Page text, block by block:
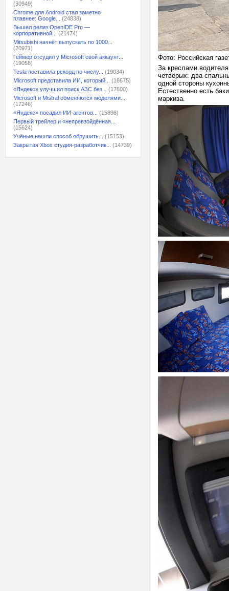
(30949)
Chrome для Android стал заметно
плавнее: Google...
(24838)
Вышел релиз OpenIDE Pro —
корпоративной...
(21474)
Mitsubishi начнёт выпускать по 1000...
(20971)
Геймер отсудил у Microsoft свой аккаунт...
(19058)
Tesla поставила рекорд по числу...
(19034)
Microsoft представила ИИ, который...
(18675)
«Яндекс» улучшил поиск АЗС без...
(17600)
Microsoft и Mistral обменяются моделями...
(17246)
«Яндекс» посадил ИИ-агентов...
(15898)
Первый трейлер и «непревзойдённая...
(15624)
Учёные нашли способ обрушить...
(15153)
Закрытая Xbox студия-разработчик...
(14739)
Фото: Российская
За креслами
четверых: два
одной стороны
Естественно есть
маркиза.